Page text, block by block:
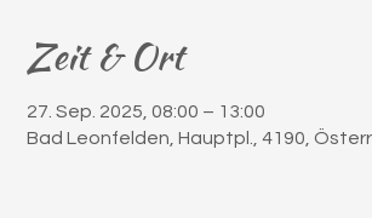
Zeit & Ort
27. Sep. 2025, 08:00 – 13:00
Bad Leonfelden, Hauptpl., 4190,